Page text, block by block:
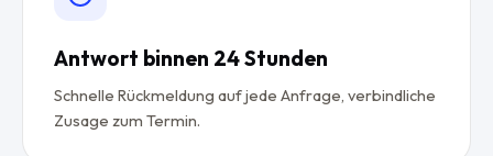
Antwort binnen 24 Stunden
Schnelle Rückmeldung auf jede Anfrage, verbindliche
Zusage zum Termin.